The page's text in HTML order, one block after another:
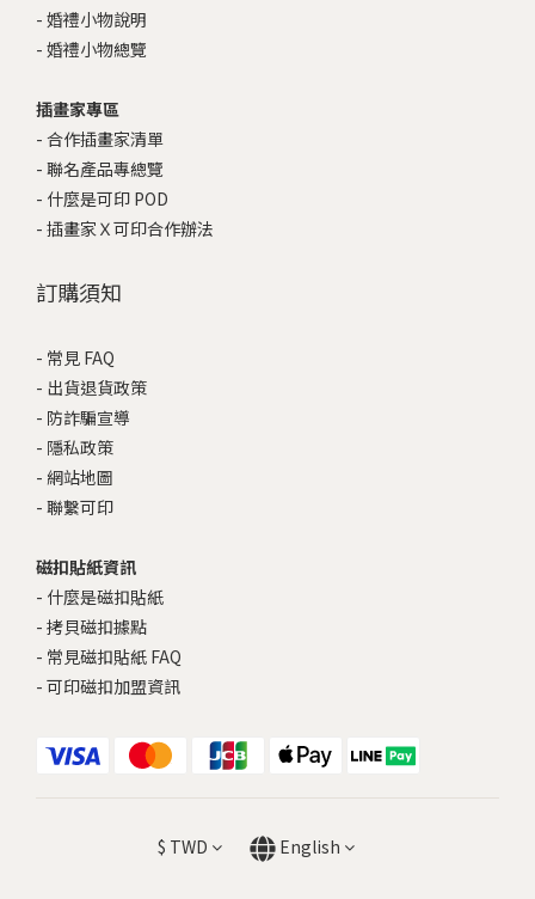
- 婚禮小物說明
- 婚禮小物總覽
插畫家專區
- 合作插畫家清單
- 聯名產品專總覽
- 什麼是可印 POD
- 插畫家Ｘ可印合作辦法
訂購須知
- 常見 FAQ
- 出貨退貨政策
- 防詐騙宣導
- 隱私政策
- 網站地圖
- 聯繫可印
磁扣貼紙資訊
- 什麼是磁扣貼紙
- 拷貝磁扣據點
- 常見磁扣貼紙 FAQ
- 可印磁扣加盟資訊
$ TWD English